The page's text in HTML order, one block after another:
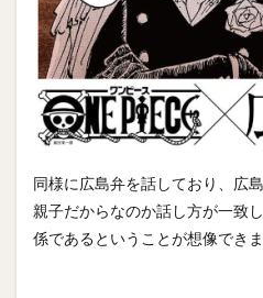
同様に広島弁を話しており、広
親子だからなのか話し方が一致
係であるということが想像できま